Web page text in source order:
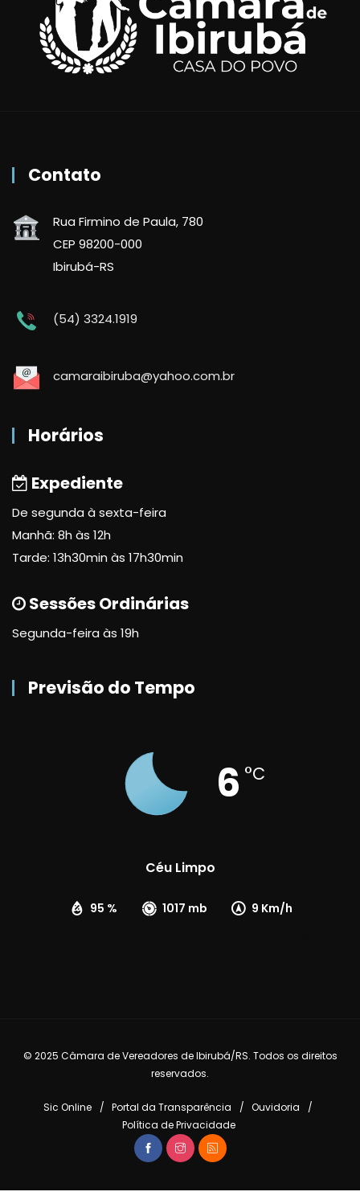
Contato
Rua Firmino de Paula, 780
CEP 98200-000
Ibirubá-RS
(54) 3324.1919
camaraibiruba@yahoo.com.br
Horários
Expediente
De segunda à sexta-feira
Manhã: 8h às 12h
Tarde: 13h30min às 17h30min
Sessões Ordinárias
Segunda-feira às 19h
Previsão do Tempo
6 °C
Céu Limpo
95 % 1017 mb 9 Km/h
© 2025 Câmara de Vereadores de Ibirubá/RS. Todos os direitos
reservados.
Sic Online Portal da Transparência
Ouvidoria
Política de Privacidade